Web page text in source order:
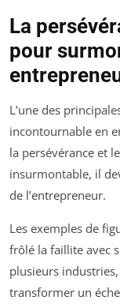
La
pour
L’une des
incontournable en
la persévérance et
insurmontable, il
de l’entrepreneur.
Les exemples de
frôlé la faillite avec
plusieurs
transformer un